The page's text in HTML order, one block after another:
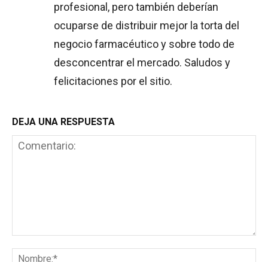
profesional, pero también deberían
ocuparse de distribuir mejor la torta del
negocio farmacéutico y sobre todo de
desconcentrar el mercado. Saludos y
felicitaciones por el sitio.
DEJA UNA RESPUESTA